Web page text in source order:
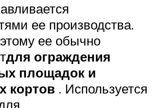
ее производства.
ее обычно
для ограждения
площадок и
кортов . Используется